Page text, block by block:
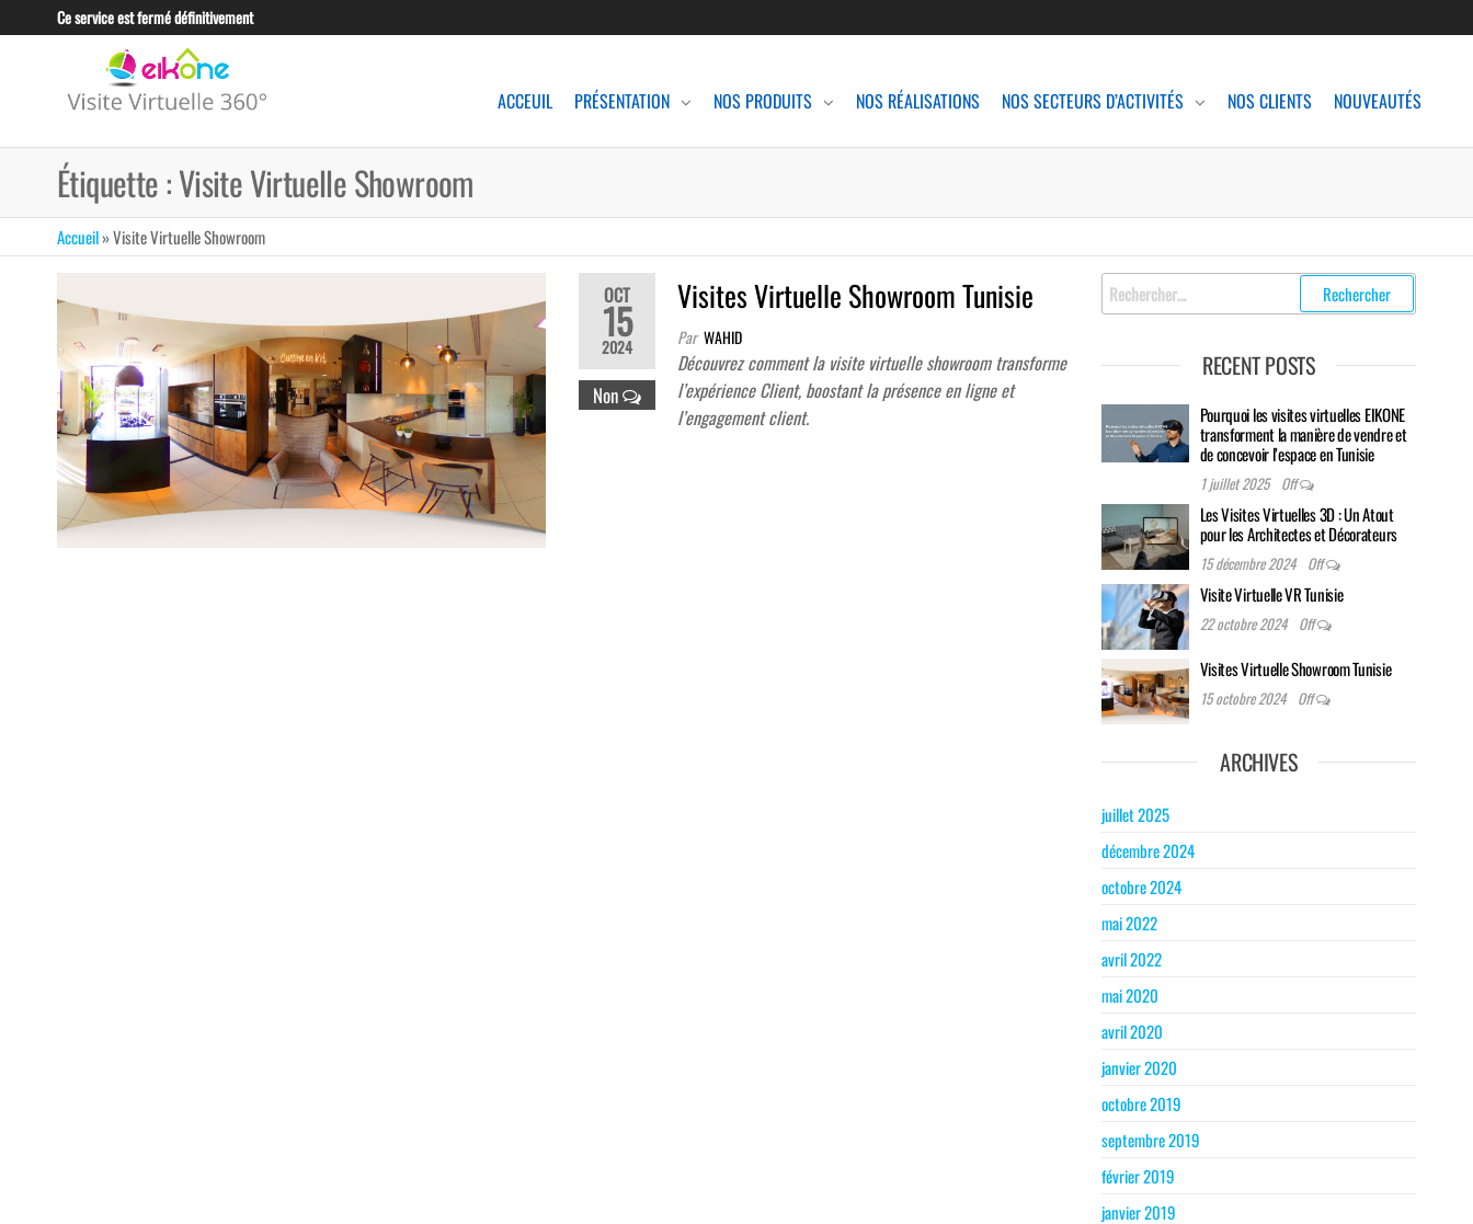
to
Ce service est fermé définitivement
VIRTUELLE
360°
PROFESSIONNELS
ACCEUIL PRÉSENTATION NOS PRODUITS NOS RÉALISATIONS NOS SECTEURS D’ACTIVITÉS NOS CLIENTS NOUVEAUTÉS
Étiquette :Visite Virtuelle Showroom
Accueil»Visite Virtuelle Showroom
OCT
15
2024
Non
Visites Virtuelle Showroom Tunisie
Par WAHID
Découvrez comment la visite virtuelle showroom transforme
l’expérience Client, boostant la présence en ligne et
l’engagement client.
Rechercher
:
RECENT POSTS
Pourquoi les visites virtuelles EIKONE
transforment la manière de vendre et
de concevoir l’espace en Tunisie
1 juillet 2025 Off
Les Visites Virtuelles 3D : Un Atout
pour les Architectes et Décorateurs
15 décembre 2024 Off
Visite Virtuelle VR Tunisie
22 octobre 2024 Off
Visites Virtuelle Showroom Tunisie
15 octobre 2024 Off
ARCHIVES
juillet 2025
décembre 2024
octobre 2024
mai 2022
avril 2022
mai 2020
avril 2020
janvier 2020
octobre 2019
septembre 2019
février 2019
janvier 2019